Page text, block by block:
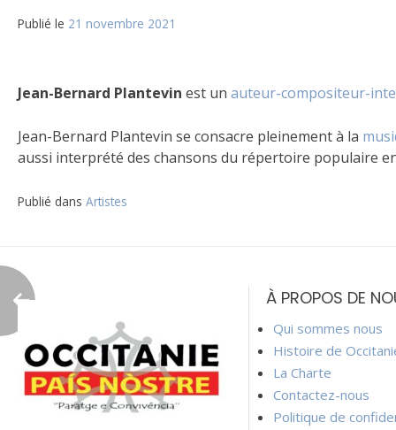
Publié le 21 novembre 2021
Jean-Bernard Plantevin est un auteur-compositeur-
Jean-Bernard Plantevin se consacre pleinement à la
aussi interprété des chansons du répertoire populaire
Publié dans Artistes
de
l’article
À PROPOS DE
Qui sommes nous
Histoire de
La Charte
Contactez-nous
Politique de